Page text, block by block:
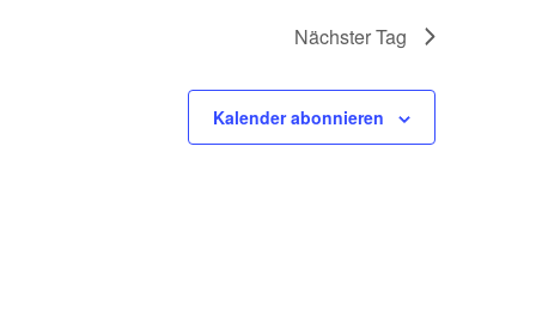
Nächster Tag
Kalender abonnieren